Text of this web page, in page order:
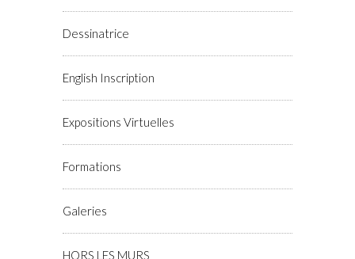
Dessinatrice
English Inscription
Expositions Virtuelles
Formations
Galeries
HORS LES MURS